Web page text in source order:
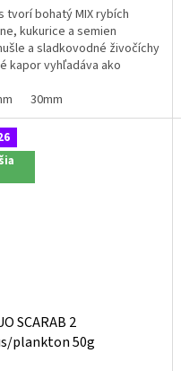
tvorí bohatý MIX rybích
kukurice a semien
a sladkovodné živočíchy
kapor vyhľadáva ako
30mm
SCARAB 2
plankton 50g